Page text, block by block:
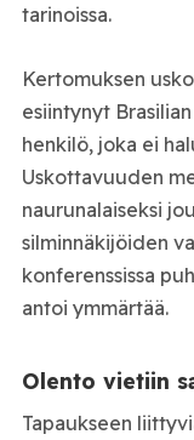
tarinoissa.
Kertomuksen
esiintynyt
henkilö, joka ei
Uskottavuuden
naurunalaiseksi
silminnäkijöiden
konferenssissa
antoi ymmärtää.
Olento vietiin
Tapaukseen